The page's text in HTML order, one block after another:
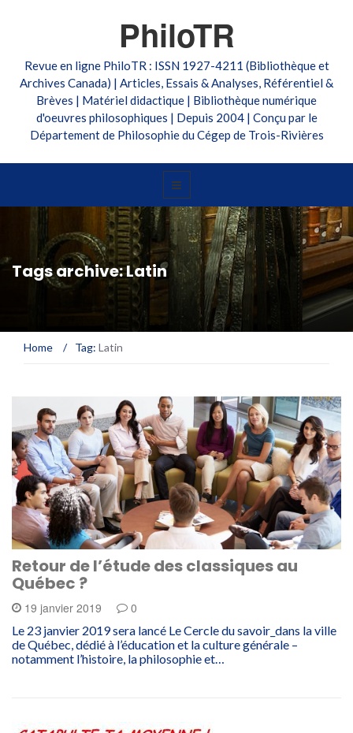
PhiloTR
Revue en ligne PhiloTR : ISSN 1927-4211 (Bibliothèque et
Archives Canada) | Articles, Essais & Analyses, Référentiel &
Brèves | Matériel didactique | Bibliothèque numérique
d'oeuvres philosophiques | Depuis 2004 | Conçu par le
Département de Philosophie du Cégep de Trois-Rivières
Tags archive: Latin
Home / Tag: Latin
Retour de l’étude des classiques au
Québec ?
19 janvier 2019 0
Le 23 janvier 2019 sera lancé Le Cercle du savoir_dans la ville
de Québec, dédié à l’éducation et la culture générale –
notamment l’histoire, la philosophie et…